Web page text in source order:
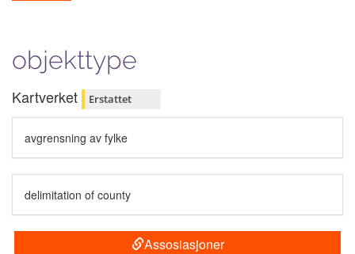
objekttype
Kartverket Erstattet
avgrensning av fylke
delimitation of county
Assosiasjoner